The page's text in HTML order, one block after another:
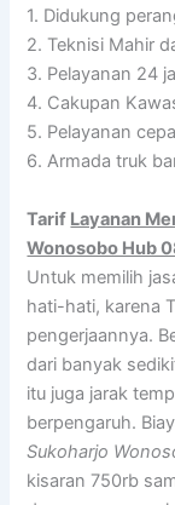
1. Didukung
2. Teknisi Mahir
3. Pelayanan 24
4. Cakupan
5. Pelayanan
6. Armada truk
Tarif Layanan
Wonosobo Hub
Untuk memilih
hati-hati, karena
pengerjaannya.
dari banyak
itu juga jarak
berpengaruh.
Sukoharjo
kisaran 750rb